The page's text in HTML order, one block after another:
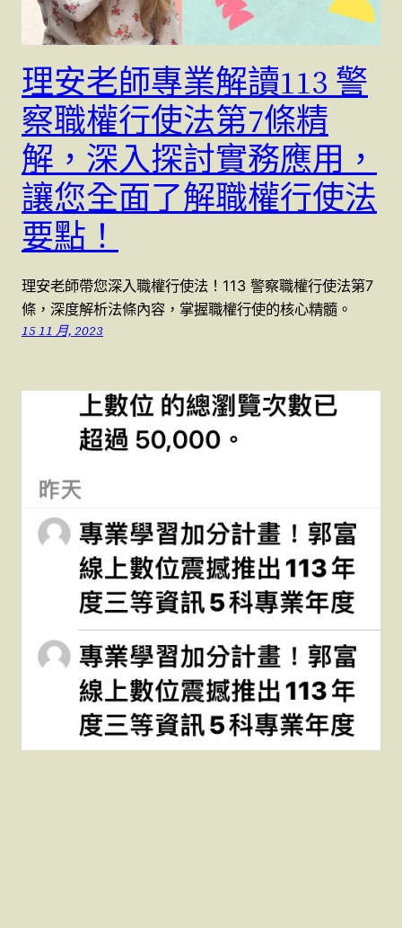
理安老師專業解讀113 警
察職權行使法第7條精
解，深入探討實務應用，
讓您全面了解職權行使法
要點！
理安老師帶您深入職權行使法！113 警察職權行使法第7
條，深度解析法條內容，掌握職權行使的核心精髓。
15 11 月, 2023